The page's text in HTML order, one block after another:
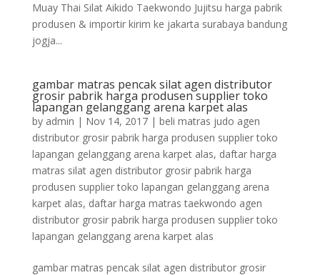
Muay Thai Silat Aikido Taekwondo Jujitsu harga pabrik
produsen & importir kirim ke jakarta surabaya bandung
jogja...
gambar matras pencak silat agen distributor
grosir pabrik harga produsen supplier toko
lapangan gelanggang arena karpet alas
by admin | Nov 14, 2017| beli matras judo agen
distributor grosir pabrik harga produsen supplier toko
lapangan gelanggang arena karpet alas, daftar harga
matras silat agen distributor grosir pabrik harga
produsen supplier toko lapangan gelanggang arena
karpet alas, daftar harga matras taekwondo agen
distributor grosir pabrik harga produsen supplier toko
lapangan gelanggang arena karpet alas
gambar matras pencak silat agen distributor grosir